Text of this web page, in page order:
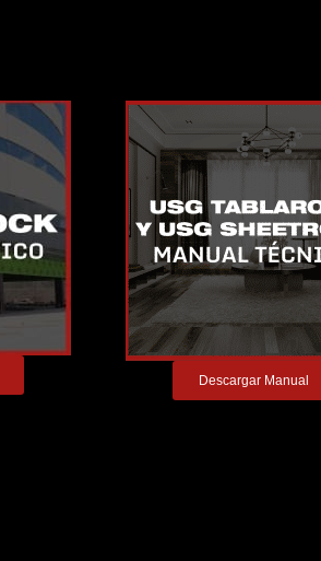
Descargar Manual